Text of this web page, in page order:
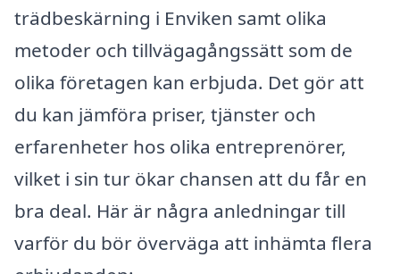
trädbeskärning i Enviken samt olika
metoder och tillvägagångssätt som de
olika företagen kan erbjuda. Det gör att
du kan jämföra priser, tjänster och
erfarenheter hos olika entreprenörer,
vilket i sin tur ökar chansen att du får en
bra deal. Här är några anledningar till
varför du bör överväga att inhämta flera